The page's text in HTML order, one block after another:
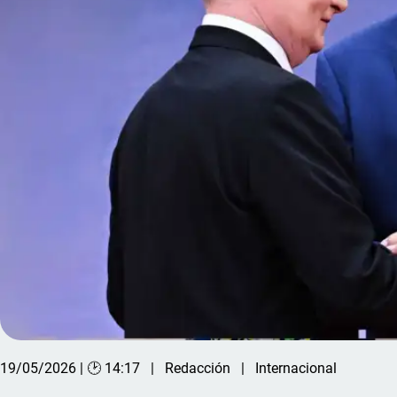
19/05/2026 | 🕑 14:17 Redacción Internacional